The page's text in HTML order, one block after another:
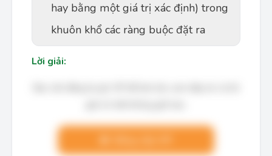
hay bằng một giá trị xác định) trong
khuôn khổ các ràng buộc đặt ra
Lời giải: